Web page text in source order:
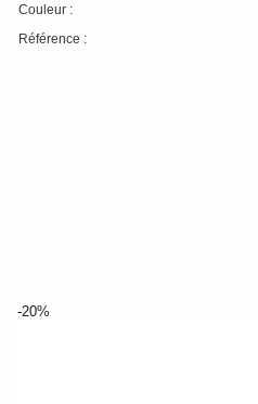
Couleur :
Référence :
-20%